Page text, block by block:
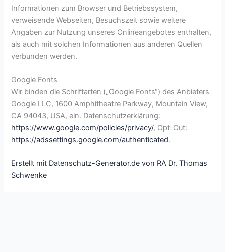
Informationen zum Browser und Betriebssystem,
verweisende Webseiten, Besuchszeit sowie weitere
Angaben zur Nutzung unseres Onlineangebotes enthalten,
als auch mit solchen Informationen aus anderen Quellen
verbunden werden.
Google Fonts
Wir binden die Schriftarten („Google Fonts“) des Anbieters
Google LLC, 1600 Amphitheatre Parkway, Mountain View,
CA 94043, USA, ein. Datenschutzerklärung:
https://www.google.com/policies/privacy/, Opt-Out:
https://adssettings.google.com/authenticated.
Erstellt mit Datenschutz-Generator.de von RA Dr. Thomas
Schwenke